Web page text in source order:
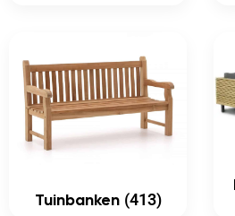
Tuinbanken (413)